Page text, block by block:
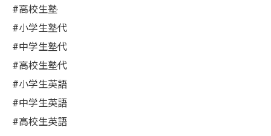
#高校生塾
#小学生塾代
#中学生塾代
#高校生塾代
#小学生英語
#中学生英語
#高校生英語